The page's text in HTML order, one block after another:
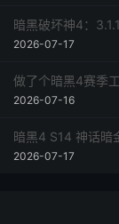
暗黑破坏神4：
2026-07-17
做了个暗黑4赛季
2026-07-16
暗黑4 S14 神话暗
2026-07-17